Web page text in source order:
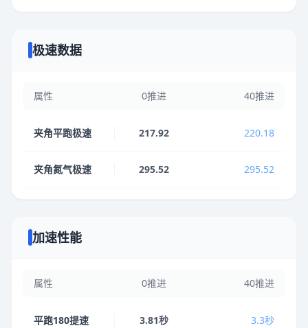
极速数据
属性 0推进 40推进
夹角平跑极速 217.92 220.18
夹角氮气极速 295.52 295.52
加速性能
属性 0推进 40推进
平跑180提速 3.81秒 3.3秒